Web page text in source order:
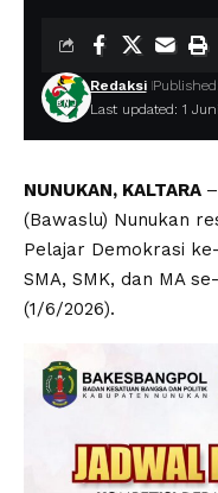
Last updated: 1
Redaksi
NUNUKAN, KALTARA
(Bawaslu) Nunukan
Pelajar Demokrasi
SMA, SMK, dan MA
(1/6/2026).